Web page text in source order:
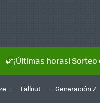
🌿¡Últimas horas!
Fallout Generación Z